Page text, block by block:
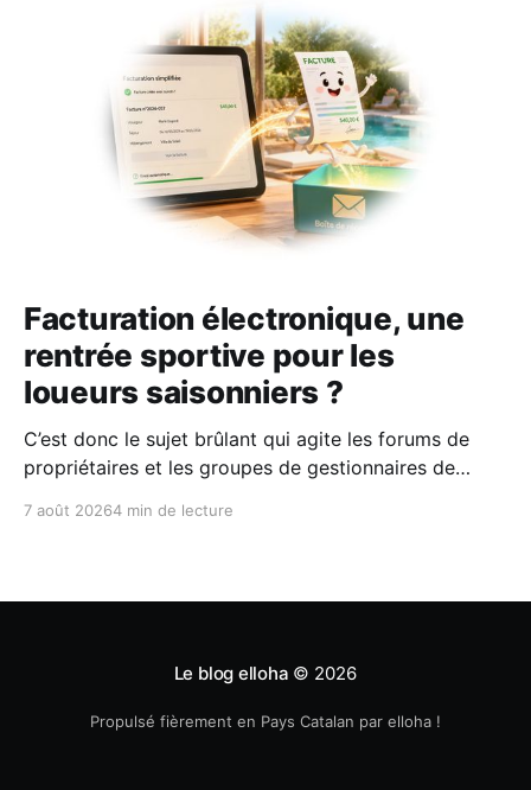
Facturation électronique, une
rentrée sportive pour les
loueurs saisonniers ?
C’est donc le sujet brûlant qui agite les forums de
propriétaires et les groupes de gestionnaires de
obligatoire débarque le 1er septembre 2026 et les
DGFIP, à quelques semaines du
7 août 20264 min de lecture
Le blog elloha © 2026
Propulsé fièrement en Pays Catalan par elloha !